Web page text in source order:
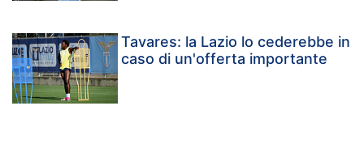
Tavares: la Lazio lo cederebbe in
caso di un'offerta importante